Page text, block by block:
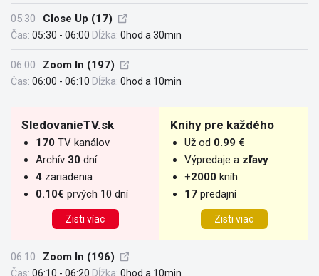
05:30 Close Up (17)
Čas: 05:30 - 06:00 Dĺžka: 0hod a 30min
06:00 Zoom In (197)
Čas: 06:00 - 06:10 Dĺžka: 0hod a 10min
SledovanieTV.sk
170 TV kanálov
Archív 30 dní
4 zariadenia
0.10€ prvých 10 dní
Zisti víac
Knihy pre každého
Už od 0.99 €
Výpredaje a zľavy
+2000 kníh
17 predajní
Zisti viac
06:10 Zoom In (196)
Čas: 06:10 - 06:20 Dĺžka: 0hod a 10min